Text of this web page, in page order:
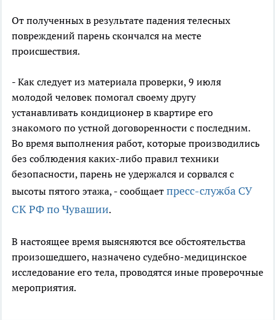
От полученных в результате падения телесных
повреждений парень скончался на месте
происшествия.
- Как следует из материала проверки, 9 июля
молодой человек помогал своему другу
устанавливать кондиционер в квартире его
знакомого по устной договоренности с последним.
Во время выполнения работ, которые производились
без соблюдения каких-либо правил техники
безопасности, парень не удержался и сорвался с
высоты пятого этажа, - сообщает пресс-служба СУ
СК РФ по Чувашии.
В настоящее время выясняются все обстоятельства
произошедшего, назначено судебно-медицинское
исследование его тела, проводятся иные проверочные
мероприятия.